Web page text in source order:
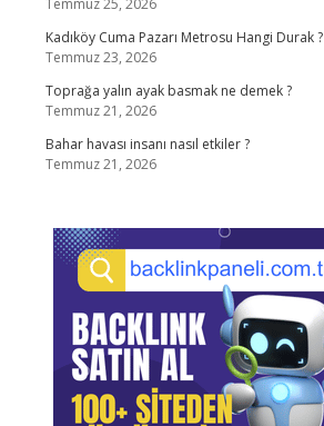
Temmuz 25, 2026
Kadıköy Cuma Pazarı Metrosu Hangi Durak ?
Temmuz 23, 2026
Toprağa yalın ayak basmak ne demek ?
Temmuz 21, 2026
Bahar havası insanı nasıl etkiler ?
Temmuz 21, 2026